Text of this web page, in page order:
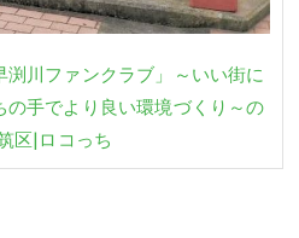
川ファンクラブ」～いい街に
手でより良い環境づくり～の
区|ロコっち